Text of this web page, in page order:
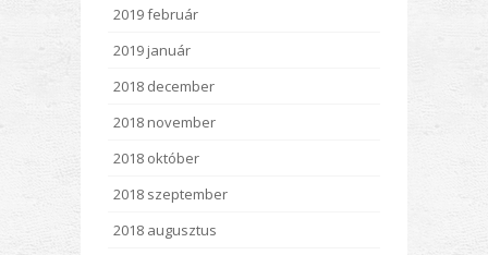
2019 február
2019 január
2018 december
2018 november
2018 október
2018 szeptember
2018 augusztus